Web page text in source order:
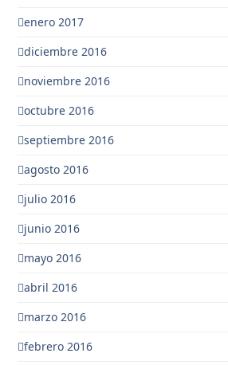
enero 2017
diciembre 2016
noviembre 2016
octubre 2016
septiembre 2016
agosto 2016
julio 2016
junio 2016
mayo 2016
abril 2016
marzo 2016
febrero 2016